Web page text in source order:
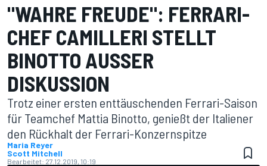
"WAHRE FREUDE": FERRARI-
CHEF CAMILLERI STELLT
BINOTTO AUSSER D
ISKUSSION
Trotz einer ersten enttäuschenden Ferrari-Saison
für Teamchef Mattia Binotto, genießt der Italiener
den Rückhalt der Ferrari-Konzernspitze
Maria Reyer
Scott Mitchell
Bearbeitet: 27.12.2019, 10:19